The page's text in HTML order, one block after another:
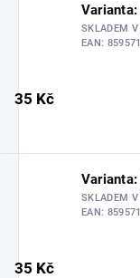
Varianta:
SKLADEM
EAN:
35 Kč
Varianta:
SKLADEM
EAN:
35 Kč